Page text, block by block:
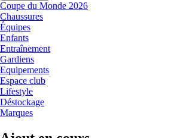
Coupe du Monde 2026
Chaussures
Équipes
Enfants
Entraînement
Gardiens
Equipements
Espace club
Lifestyle
Déstockage
Marques